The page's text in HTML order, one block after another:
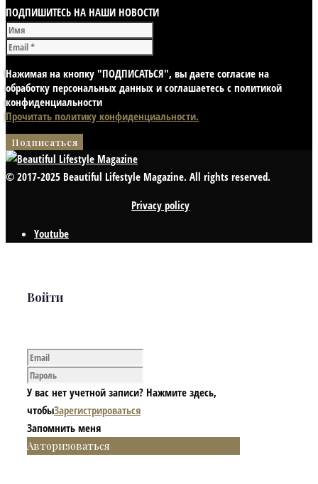
ПОДПИШИТЕСЬ НА НАШИ НОВОСТИ
Нажимая на кнопку "ПОДПИСАТЬСЯ", вы даете согласие на
обработку персональных данных и соглашаетесь с политикой
конфиденциальности
Прочитать политику конфиденциальности.
© 2017-2025 Beautiful Lifestyle Magazine. All rights reserved.
Privacy policy
Youtube
Войти
У вас нет учетной записи? Нажмите здесь,
чтобыЗарегистрироваться
Запомнить меня
Авторизоваться